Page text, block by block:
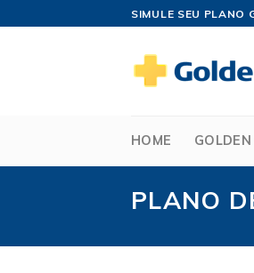
SIMULE SEU PLANO
HOME GOLDEN
PLANO